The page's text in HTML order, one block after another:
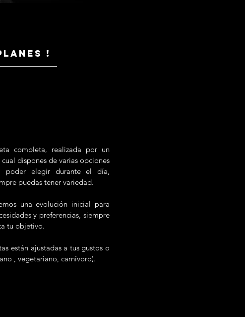
!
completa, realizada por un
dispones de varias opciones
poder elegir durante el día,
puedas tener variedad.
una evolución inicial para
y preferencias, siempre
tu objetivo.
están ajustadas a tus gustos o
, vegetariano, carnívoro).